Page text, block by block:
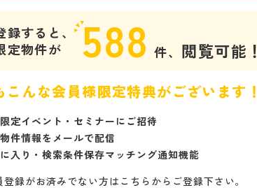
録すると、
定物件が
588 件、 閲覧可能！
こんな会員様限定特典がございます！
定イベント・セミナーにご招待
件情報をメールで配信
入り・検索条件保存マッチング通知機能
登録がお済みでない方はこちらからご登録下さい。